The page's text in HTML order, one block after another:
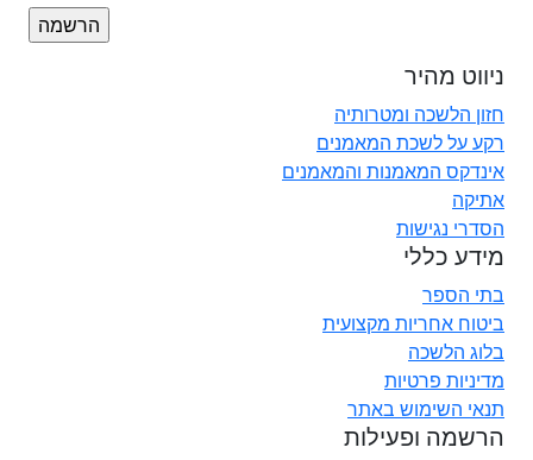
ניווט מהיר
חזון הלשכה ומטרותיה
רקע על לשכת המאמנים
אינדקס המאמנות והמאמנים
אתיקה
הסדרי נגישות
מידע כללי
בתי הספר
ביטוח אחריות מקצועית
בלוג הלשכה
מדיניות פרטיות
תנאי השימוש באתר
הרשמה ופעילות